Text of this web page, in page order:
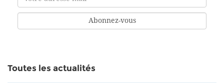
Toutes les actualités